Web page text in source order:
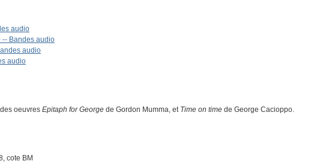
audio
-- Bandes audio
audio
audio
oeuvres Epitaph for George de Gordon Mumma, et Time on time de George Cacioppo.
cote BM